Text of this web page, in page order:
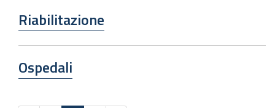
Riabilitazione
Ospedali